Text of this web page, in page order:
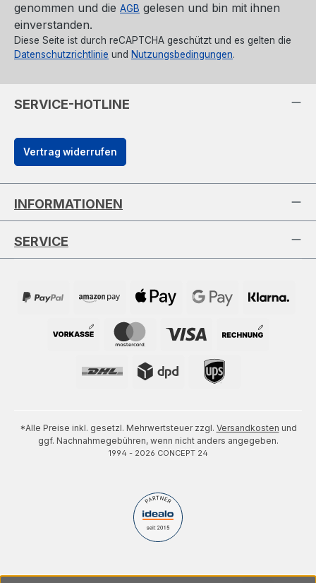
genommen und die AGB gelesen und bin mit ihnen
einverstanden.
Diese Seite ist durch reCAPTCHA geschützt und es gelten die
Datenschutzrichtlinie und Nutzungsbedingungen.
SERVICE-HOTLINE
Vertrag widerrufen
INFORMATIONEN
SERVICE
*Alle Preise inkl. gesetzl. Mehrwertsteuer zzgl. Versandkosten und
ggf. Nachnahmegebühren, wenn nicht anders angegeben.
1994 - 2026 CONCEPT 24